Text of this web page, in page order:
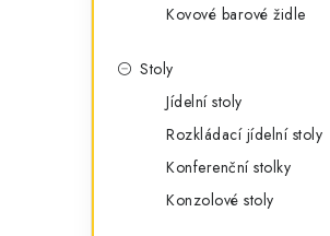
Kovové barové židle
Stoly
Jídelní stoly
Rozkládací jídelní stoly
Konferenční stolky
Konzolové stoly